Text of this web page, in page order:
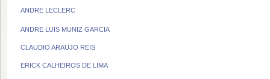
ANDRE LECLERC
ANDRE LUIS MUNIZ GARCIA
CLAUDIO ARAUJO REIS
ERICK CALHEIROS DE LIMA